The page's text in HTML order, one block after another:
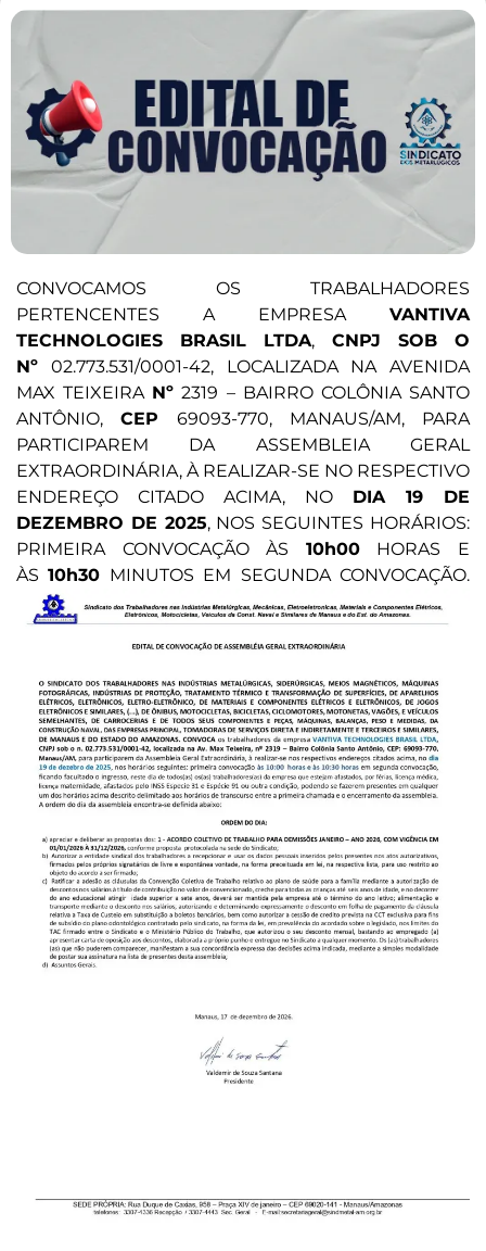
CONVOCAMOS OS TRABALHADORES
PERTENCENTES A EMPRESA VANTIVA
TECHNOLOGIES BRASIL LTDA, CNPJ SOB O
Nº 02.773.531/0001-42, LOCALIZADA NA AVENIDA
MAX TEIXEIRA Nº 2319 – BAIRRO COLÔNIA SANTO
ANTÔNIO,CEP 69093-770, MANAUS/AM, PARA
PARTICIPAREM DA ASSEMBLEIA GERAL
EXTRAORDINÁRIA, À REALIZAR-SE NO RESPECTIVO
ENDEREÇO CITADO ACIMA, NO DIA 19 DE
DEZEMBRO DE 2025, NOS SEGUINTES HORÁRIOS:
PRIMEIRA CONVOCAÇÃO ÀS 10h00HORAS E
ÀS10h30 MINUTOS EM SEGUNDA CONVOCAÇÃO.